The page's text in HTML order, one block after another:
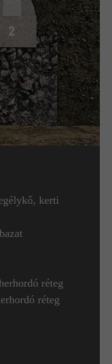
kerti
réteg
réteg